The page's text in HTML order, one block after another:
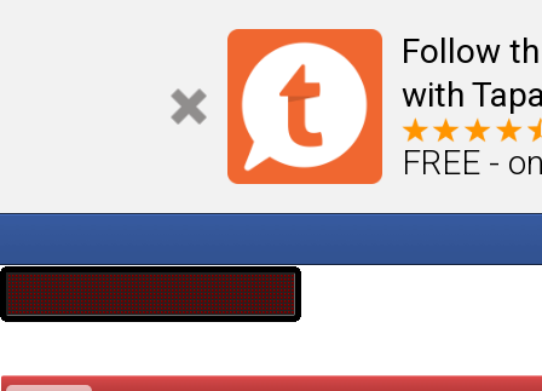
Follow
with
FREE -